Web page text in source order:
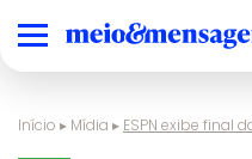
Início ▸ Mídia ▸ ESPN exibe final